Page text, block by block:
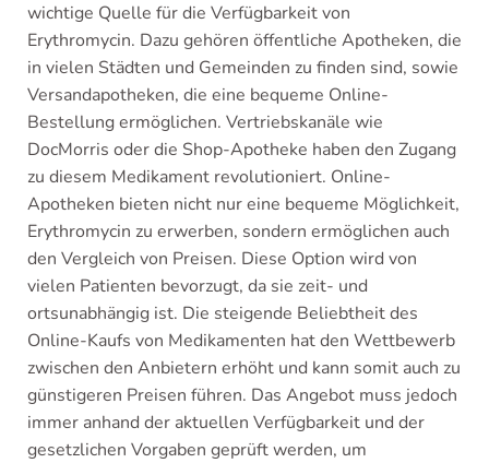
wichtige Quelle für die Verfügbarkeit von
Erythromycin. Dazu gehören öffentliche Apotheken, die
in vielen Städten und Gemeinden zu finden sind, sowie
Versandapotheken, die eine bequeme Online-
Bestellung ermöglichen. Vertriebskanäle wie
DocMorris oder die Shop-Apotheke haben den Zugang
zu diesem Medikament revolutioniert. Online-
Apotheken bieten nicht nur eine bequeme Möglichkeit,
Erythromycin zu erwerben, sondern ermöglichen auch
den Vergleich von Preisen. Diese Option wird von
vielen Patienten bevorzugt, da sie zeit- und
ortsunabhängig ist. Die steigende Beliebtheit des
Online-Kaufs von Medikamenten hat den Wettbewerb
zwischen den Anbietern erhöht und kann somit auch zu
günstigeren Preisen führen. Das Angebot muss jedoch
immer anhand der aktuellen Verfügbarkeit und der
gesetzlichen Vorgaben geprüft werden, um